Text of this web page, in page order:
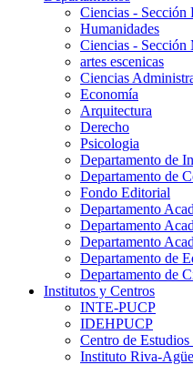
Ciencias - Sección
Humanidades
Ciencias - Sección
artes escenicas
Ciencias
Economía
Arquitectura
Derecho
Psicologia
Departamento de
Departamento de
Fondo Editorial
Departamento
Departamento
Departamento
Departamento de
Departamento de
Institutos y Centros
INTE-PUCP
IDEHPUCP
Centro de
Instituto Riva-